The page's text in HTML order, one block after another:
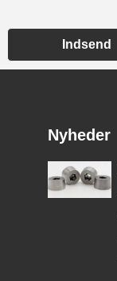
Indsend
Nyheder